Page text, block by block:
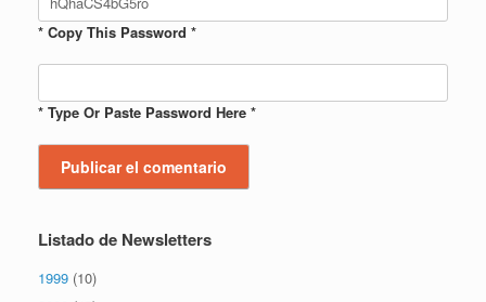
* Copy This Password *
* Type Or Paste Password Here *
Listado de Newsletters
1999 (10)